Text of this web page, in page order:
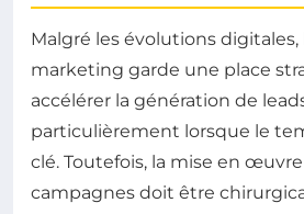
Malgré les évolutions digitales,
marketing garde une place
accélérer la génération de
particulièrement lorsque le
clé. Toutefois, la mise en
campagnes doit être